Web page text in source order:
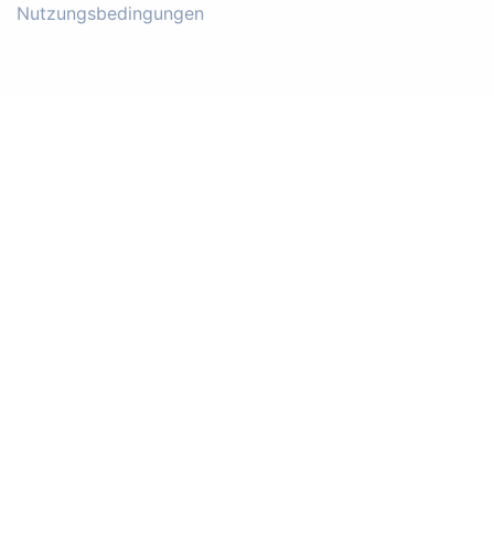
Nutzungsbedingungen